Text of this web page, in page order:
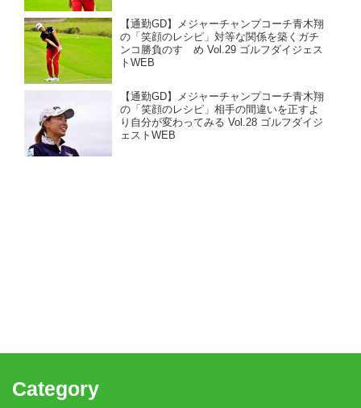
【通勤GD】メジャーチャンプコーチ青木翔
の「笑顔のレシピ」対等な関係を築くガチ
ンコ勝負のすゝめ Vol.29 ゴルフダイジェス
トWEB
【通勤GD】メジャーチャンプコーチ青木翔
の「笑顔のレシピ」相手の間違いを正すよ
り自分が変わってみる Vol.28 ゴルフダイジ
ェストWEB
Category